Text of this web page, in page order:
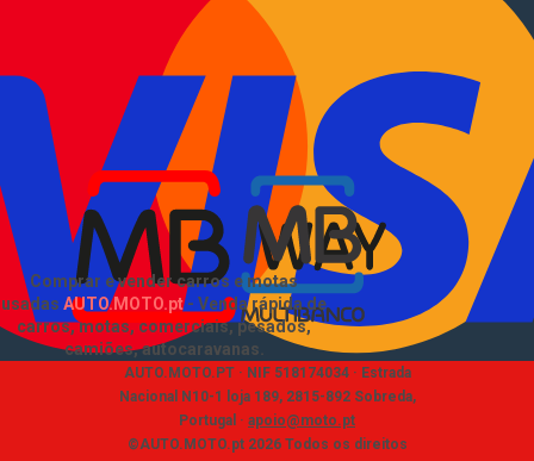
Comprar e vender carros e motas
usadas AUTO.MOTO.pt- Venda rápida de
carros, motas, comerciais, pesados,
camiões, autocaravanas
Como comprar e vender
Pacotes de anúncios
Verificar VIN e matrícula
Sitemap
EN
Sobre Nós
AUTO.MOTO.PT · NIF 518174034 · Estrada
Nacional N10-1 loja 189, 2815-892 Sobreda,
Portugal · apoio@moto.pt
©AUTO.MOTO.pt 2026 Todos os direitos